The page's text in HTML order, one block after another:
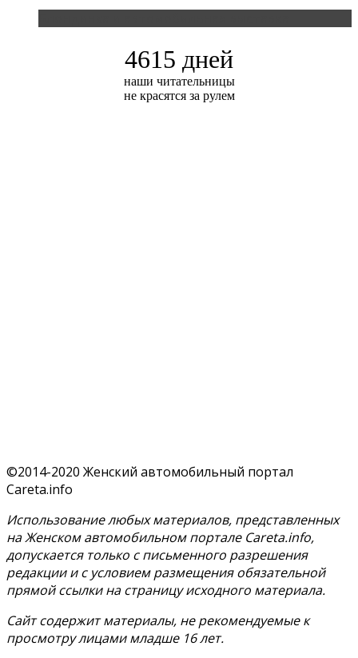
4615 дней
наши читательницы
не красятся за рулем
©2014-2020 Женский автомобильный портал
Careta.info
Использование любых материалов, представленных
на Женском автомобильном портале Careta.info,
допускается только с письменного разрешения
редакции и с условием размещения обязательной
прямой ссылки на страницу исходного материала.
Сайт содержит материалы, не рекомендуемые к
просмотру лицами младше 16 лет.